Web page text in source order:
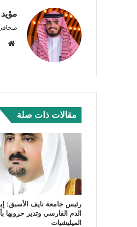
مقالات ذات صلة
رئيس جامعة نايف الأسبق:
الدم الفارسي وتدير حروبها
الميليشيات